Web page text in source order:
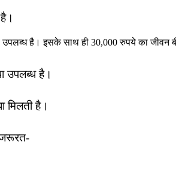
उपलब्ध है। इसके साथ ही 30,000 रुपये का जीवन
उपलब्ध है।
मिलती है।
जरूरत-